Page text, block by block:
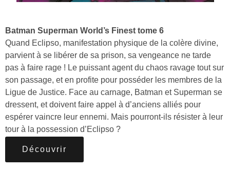
Batman Superman World’s Finest tome 6
Quand Eclipso, manifestation physique de la colère divine,
parvient à se libérer de sa prison, sa vengeance ne tarde
pas à faire rage ! Le puissant agent du chaos ravage tout sur
son passage, et en profite pour posséder les membres de la
Ligue de Justice. Face au carnage, Batman et Superman se
dressent, et doivent faire appel à d’anciens alliés pour
espérer vaincre leur ennemi. Mais pourront-ils résister à leur
tour à la possession d’Eclipso ?
Découvrir